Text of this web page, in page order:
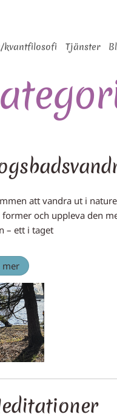
kvantfilosofi Tjänster
att vandra ut i
former och uppleva den
– ett i taget
mer